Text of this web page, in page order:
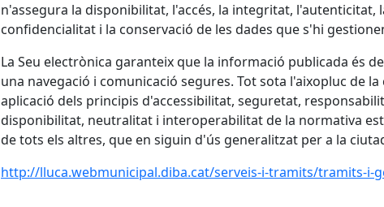
n'assegura la disponibilitat, l'accés, la integritat, l'autenticitat,
confidencialitat i la conservació de les dades que s'hi
La Seu electrònica garanteix que la informació publicada és
una navegació i comunicació segures. Tot sota l'aixopluc de
aplicació dels principis d'accessibilitat, seguretat,
disponibilitat, neutralitat i interoperabilitat de la normativa
de tots els altres, que en siguin d'ús generalitzat per a la
http://lluca.webmunicipal.diba.cat/serveis-i-tramits/tramits-i-